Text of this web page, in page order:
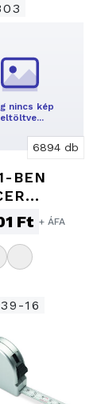
nincs kép
6894 db
BEN
Ft + ÁFA
16